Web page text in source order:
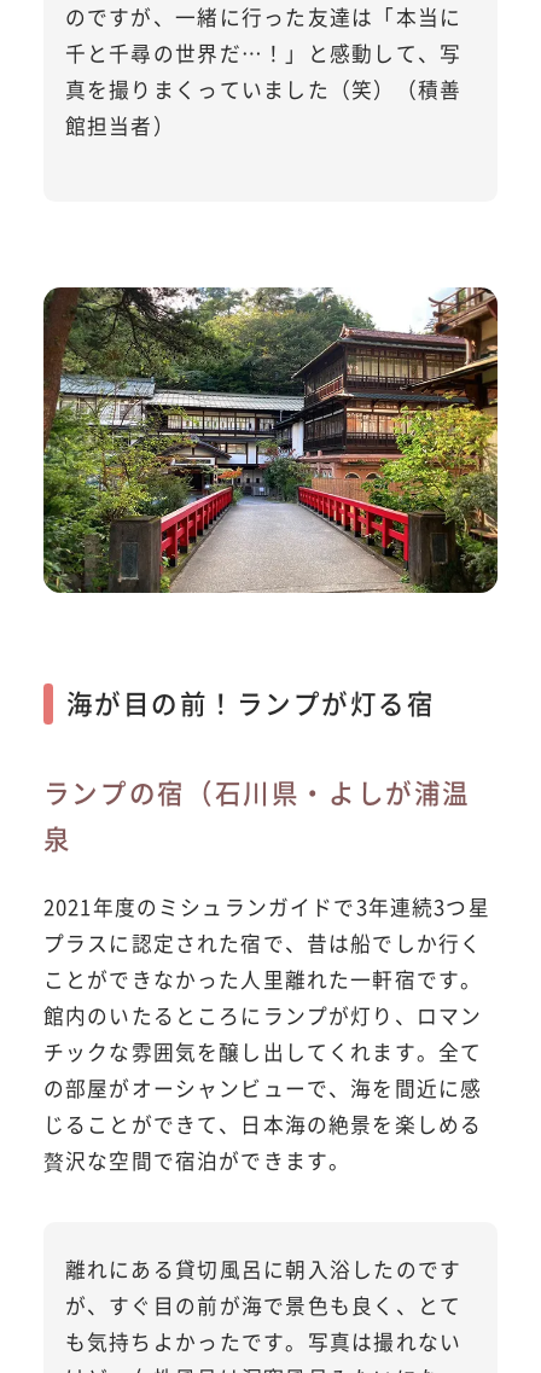
のですが、一緒に行った友達は「本当に
千と千尋の世界だ…！」と感動して、写
真を撮りまくっていました（笑）（積善
館担当者）
海が目の前！ランプが灯る宿
ランプの宿（石川県・よしが浦温
泉
2021年度のミシュランガイドで3年連続3つ星
プラスに認定された宿で、昔は船でしか行く
ことができなかった人里離れた一軒宿です。
館内のいたるところにランプが灯り、ロマン
チックな雰囲気を醸し出してくれます。全て
の部屋がオーシャンビューで、海を間近に感
じることができて、日本海の絶景を楽しめる
贅沢な空間で宿泊ができます。
離れにある貸切風呂に朝入浴したのです
が、すぐ目の前が海で景色も良く、とて
も気持ちよかったです。写真は撮れない